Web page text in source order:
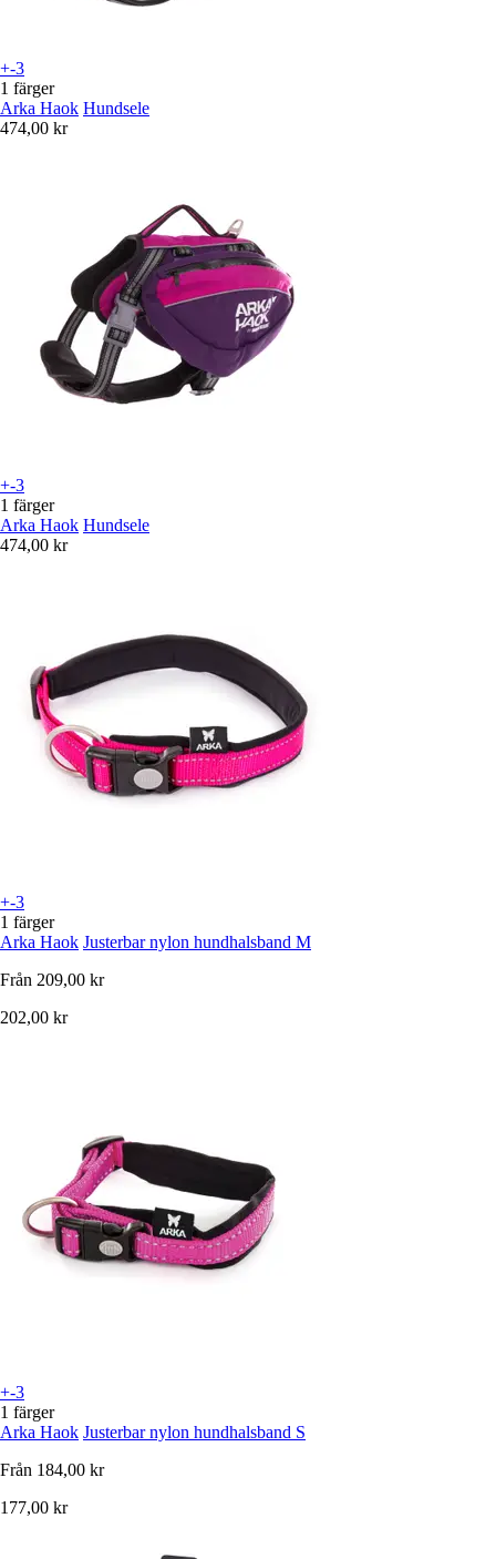
+-3
1 färger
Arka Haok Hundsele
474,00 kr
+-3
1 färger
Arka Haok Hundsele
474,00 kr
+-3
1 färger
Arka Haok Justerbar nylon hundhalsband M
Från 209,00 kr
202,00 kr
+-3
1 färger
Arka Haok Justerbar nylon hundhalsband S
Från 184,00 kr
177,00 kr